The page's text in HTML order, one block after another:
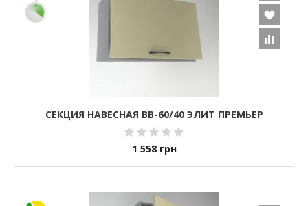
СЕКЦИЯ НАВЕСНАЯ ВВ-60/40 ЭЛИТ ПРЕМЬЕР
1 558 грн